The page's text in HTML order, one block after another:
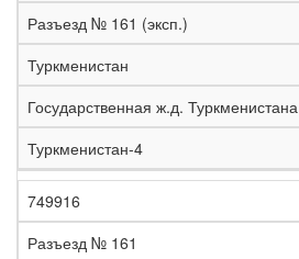
Разъезд № 161 (эксп.)
Туркменистан
Государственная ж.д. Туркменистана
Туркменистан-4
749916
Разъезд № 161